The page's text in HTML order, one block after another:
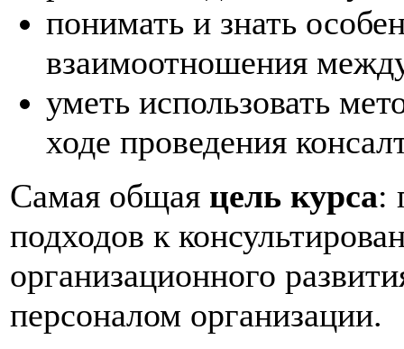
понимать и знать
взаимоотношения
уметь использовать
ходе проведения
Самая общая цель курса:
подходов к
организационного
персоналом организации.